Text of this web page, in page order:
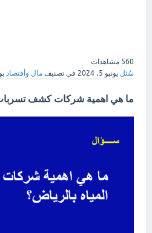
560 مشاهدات
سُئل يونيو 5، 2024 في تصنيف مال وأقتصاد
ما هي اهمية شركات كشف تسربات